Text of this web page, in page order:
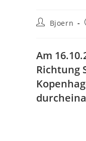
Beitrags-
Bjoern
Am
Richtung